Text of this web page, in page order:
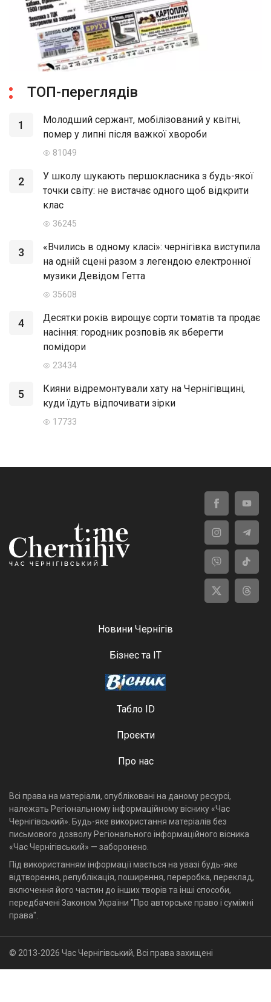
ТОП-переглядів
1
Молодший сержант, мобілізований у квітні,
помер у липні після важкої хвороби
81049
2
У школу шукають першокласника з будь-якої
точки світу: не вистачає одного щоб відкрити
клас
36245
3
«Вчились в одному класі»: чернігівка виступила
на одній сцені разом з легендою електронної
музики Девідом Гетта
35608
4
Десятки років вирощує сорти томатів та продає
насіння: городник розповів як вберегти
помідори
23434
5
Кияни відремонтували хату на Чернігівщині,
куди їдуть відпочивати зірки
17733
Новини Чернігів
Бізнес та ІТ
Табло ID
Проєкти
Про нас
Всі права на матеріали, опубліковані на даному ресурсі,
належать Регіональному інформаційному віснику «Час
Чернігівський». Будь-яке використання матеріалів без
письмового дозволу Регіонального інформаційного вісника
«Час Чернігівський» — заборонено.
Під використанням інформації мається на увазі будь-яке
відтворення, републікація, поширення, переробка, переклад,
включення його частин до інших творів та інші способи,
передбачені Законом України "Про авторське право і суміжні
права".
© 2013-2026 Час Чернігівський, Всі права захищені